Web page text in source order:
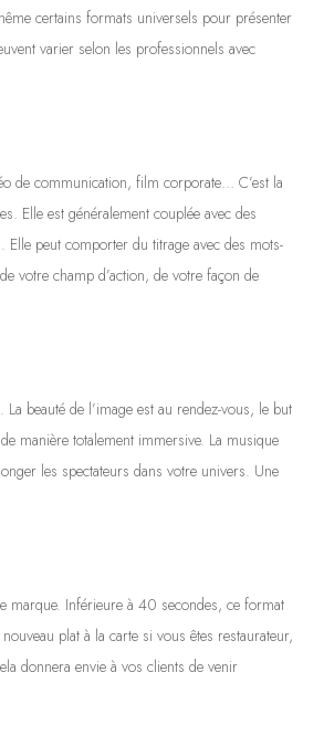
certains formats universels pour présenter
varier selon les professionnels avec
de communication, film corporate… C’est la
Elle est généralement couplée avec des
peut comporter du titrage avec des mots-
votre champ d’action, de votre façon de
beauté de l’image est au rendez-vous, le but
manière totalement immersive. La musique
les spectateurs dans votre univers. Une
marque. Inférieure à 40 secondes, ce format
plat à la carte si vous êtes restaurateur,
donnera envie à vos clients de venir